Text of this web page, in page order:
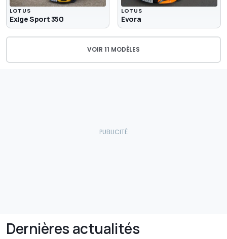
LOTUS
Exige Sport 350
LOTUS
Evora
VOIR 11 MODÈLES
Dernières actualités